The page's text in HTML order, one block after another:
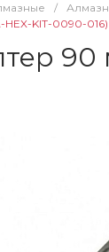
/
KIT-0090-